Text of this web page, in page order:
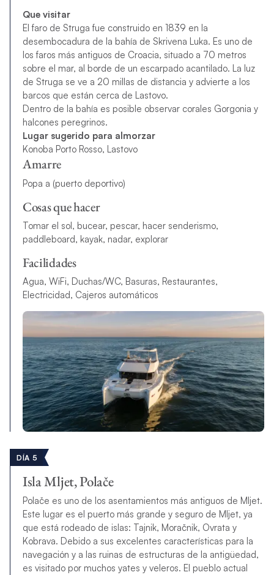
Que visitar
El faro de Struga fue construido en 1839 en la
desembocadura de la bahía de Skrivena Luka. Es uno de
los faros más antiguos de Croacia, situado a 70 metros
sobre el mar, al borde de un escarpado acantilado. La luz
de Struga se ve a 20 millas de distancia y advierte a los
barcos que están cerca de Lastovo.
Dentro de la bahía es posible observar corales Gorgonia y
halcones peregrinos.
Lugar sugerido para almorzar
Konoba Porto Rosso, Lastovo
Amarre
Popa a (puerto deportivo)
Cosas que hacer
Tomar el sol, bucear, pescar, hacer senderismo,
paddleboard, kayak, nadar, explorar
Facilidades
Agua, WiFi, Duchas/WC, Basuras, Restaurantes,
Electricidad, Cajeros automáticos
DÍA 5
Isla Mljet, Polače
Polače es uno de los asentamientos más antiguos de Mljet.
Este lugar es el puerto más grande y seguro de Mljet, ya
que está rodeado de islas: Tajnik, Moračnik, Ovrata y
Kobrava. Debido a sus excelentes características para la
navegación y a las ruinas de estructuras de la antigüedad,
es visitado por muchos yates y veleros. El pueblo actual